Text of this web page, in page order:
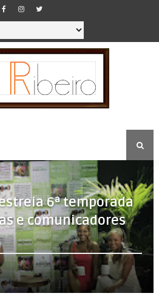
6ª temporada
e comunicadores